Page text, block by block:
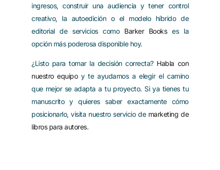
ingresos, construir una audiencia y tener control
creativo, la autoedición o el modelo híbrido de
editorial de servicios como Barker Bookses la
opción más poderosa disponible hoy.
¿Listo para tomar la decisión correcta? Habla con
nuestro equipoy te ayudamos a elegir el camino
que mejor se adapta a tu proyecto. Si ya tienes tu
manuscrito y quieres saber exactamente cómo
posicionarlo, visita nuestro servicio de marketing de
libros para autores.